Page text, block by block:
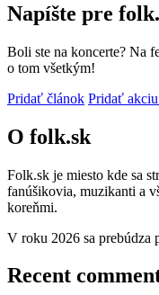
Napíšte pre
Boli ste na koncerte? Na
o tom všetkým!
Pridať článok Pridať
O folk.sk
Folk.sk je miesto kde sa
fanúšikovia, muzikanti a
koreňmi.
V roku 2026 sa prebúdza
Recent